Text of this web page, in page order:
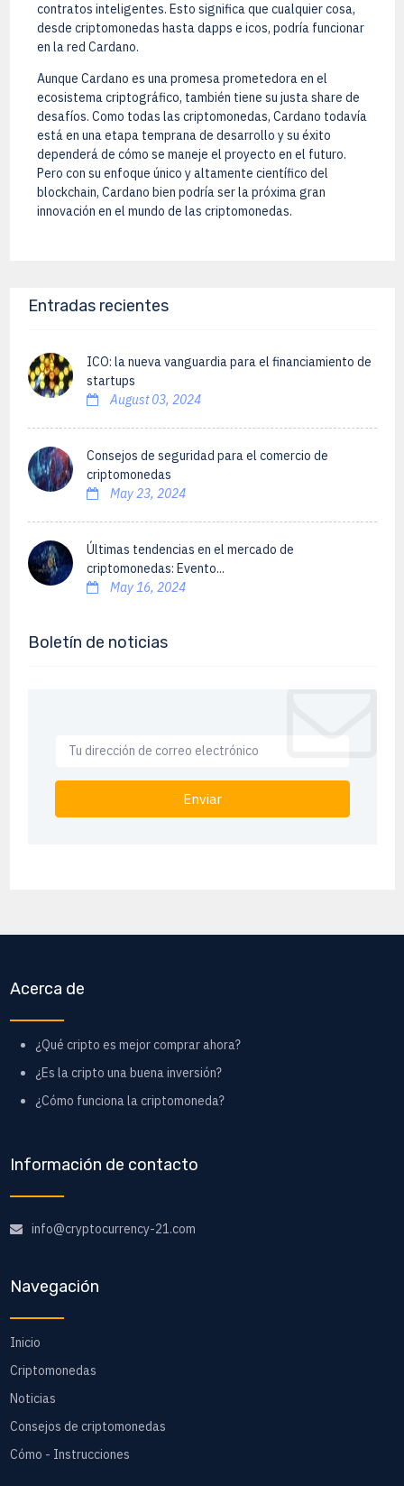
contratos inteligentes. Esto significa que cualquier cosa,
desde criptomonedas hasta dapps e icos, podría funcionar
en la red Cardano.
Aunque Cardano es una promesa prometedora en el
ecosistema criptográfico, también tiene su justa share de
desafíos. Como todas las criptomonedas, Cardano todavía
está en una etapa temprana de desarrollo y su éxito
dependerá de cómo se maneje el proyecto en el futuro.
Pero con su enfoque único y altamente científico del
blockchain, Cardano bien podría ser la próxima gran
innovación en el mundo de las criptomonedas.
Entradas recientes
ICO: la nueva vanguardia para el financiamiento de
startups
August 03, 2024
Consejos de seguridad para el comercio de
criptomonedas
May 23, 2024
Últimas tendencias en el mercado de
criptomonedas: Evento...
May 16, 2024
Boletín de noticias
Enviar
Acerca de
¿Qué cripto es mejor comprar ahora?
¿Es la cripto una buena inversión?
¿Cómo funciona la criptomoneda?
Información de contacto
info@cryptocurrency-21.com
Navegación
Inicio
Criptomonedas
Noticias
Consejos de criptomonedas
Cómo - Instrucciones